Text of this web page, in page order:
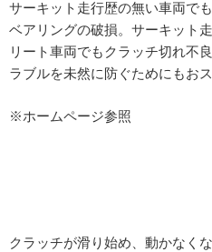
サーキット走行歴の無い車両で
ベアリングの破損。サーキット
リート車両でもクラッチ切れ不
ラブルを未然に防ぐためにもお
※ホームページ参照
クラッチが滑り始め、動かなく